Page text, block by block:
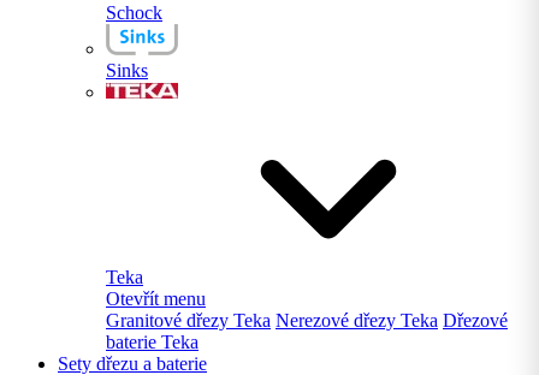
Schock
Sinks
Teka
Otevřít menu
Granitové dřezy Teka Nerezové dřezy Teka Dřezové
baterie Teka
Sety dřezu a baterie